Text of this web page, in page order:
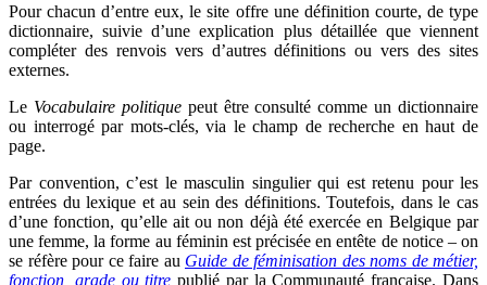
Pour chacun d’entre eux, le site offre une définition courte, de type
dictionnaire, suivie d’une explication plus détaillée que viennent
compléter des renvois vers d’autres définitions ou vers des sites
externes.
Le Vocabulaire politiquepeut être consulté comme un dictionnaire
ou interrogé par mots-clés, via le champ de recherche en haut de
page.
Par convention, c’est le masculin singulier qui est retenu pour les
entrées du lexique et au sein des définitions. Toutefois, dans le cas
d’une fonction, qu’elle ait ou non déjà été exercée en Belgique par
une femme, la forme au féminin est précisée en entête de notice – on
se réfère pour ce faire au Guide de féminisation des noms de métier,
fonction, grade ou titre publié par la Communauté française. Dans